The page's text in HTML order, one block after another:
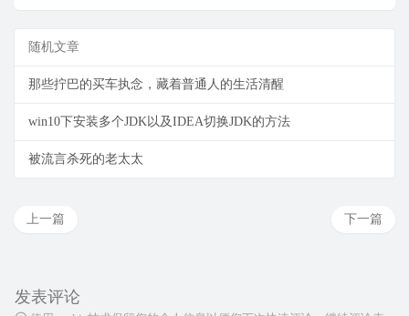
随机文章
那些拧巴的买车执念，藏着普通人的生活清醒
win10下安装多个JDK以及IDEA切换JDK的方法
被流言杀死的老太太
下一篇
上一篇
发表评论